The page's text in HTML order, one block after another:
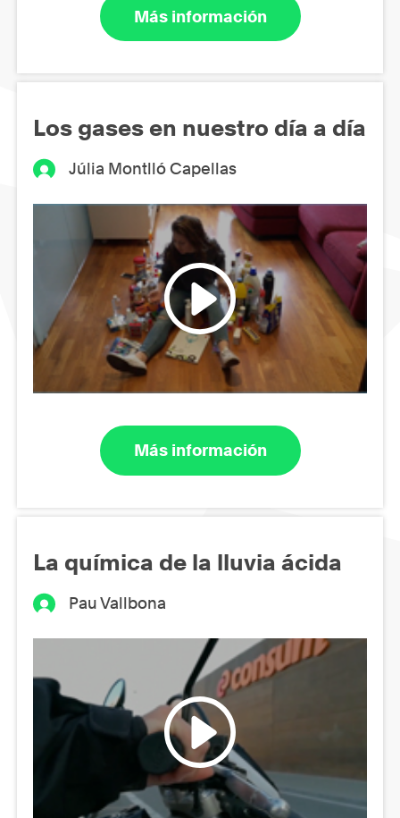
Más información
Los gases en nuestro día a día
Júlia Montlló Capellas
Más información
La química de la lluvia ácida
Pau Vallbona